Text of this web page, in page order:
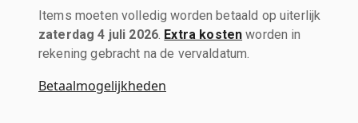
Items moeten volledig worden betaald op uiterlijk
zaterdag 4 juli 2026 Extra kosten worden in
rekening gebracht na de vervaldatum.
Betaalmogelijkheden